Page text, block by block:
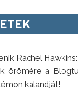
Rachel
örömére a
kalandját!